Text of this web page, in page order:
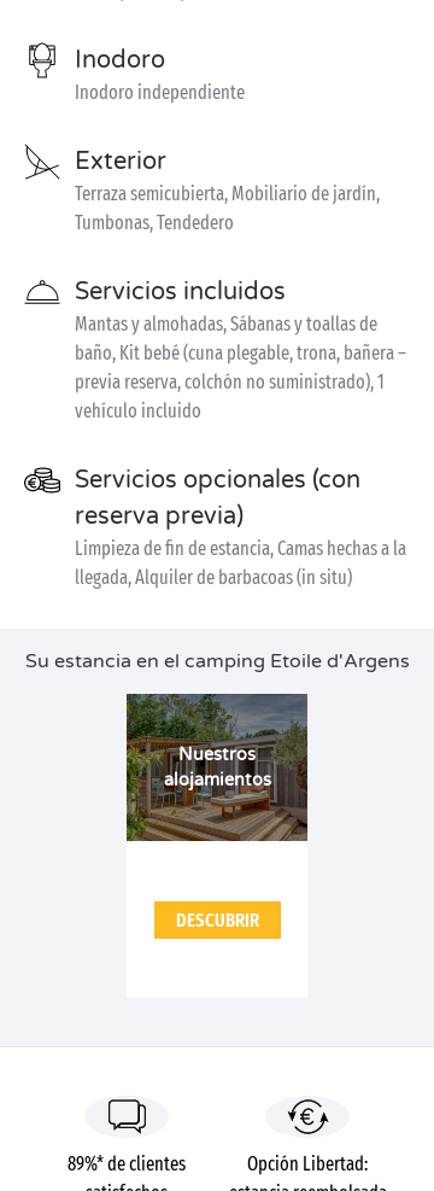
Inodoro
Inodoro independiente
Exterior
Terraza semicubierta, Mobiliario de jardín,
Tumbonas, Tendedero
Servicios incluidos
Mantas y almohadas, Sábanas y toallas de
baño, Kit bebé (cuna plegable, trona, bañera –
previa reserva, colchón no suministrado), 1
vehículo incluido
Servicios opcionales (con
reserva previa)
Limpieza de fin de estancia, Camas hechas a la
llegada, Alquiler de barbacoas (in situ)
Su estancia en el camping Etoile d'Argens
Nuestros
alojamientos
DESCUBRIR
89%* de clientes
Opción Libertad: